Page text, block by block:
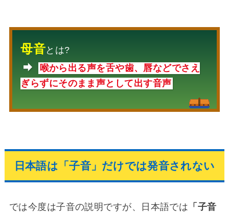
母音とは?
喉から出る声を舌や歯、唇などでさえ
ぎらずにそのまま声として出す音声
日本語は「子音」だけでは発音されない
では今度は子音の説明ですが、日本語では 「子音